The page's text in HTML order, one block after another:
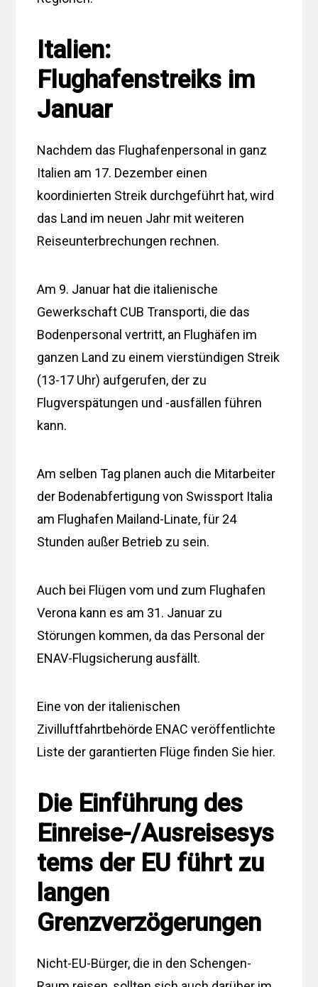
Italien:
Flughafenstreiks im
Januar
Nachdem das Flughafenpersonal in ganz
Italien am 17. Dezember einen
koordinierten Streik durchgeführt hat, wird
das Land im neuen Jahr mit weiteren
Reiseunterbrechungen rechnen.
Am 9. Januar hat die italienische
Gewerkschaft CUB Transporti, die das
Bodenpersonal vertritt, an Flughäfen im
ganzen Land zu einem vierstündigen Streik
(13-17 Uhr) aufgerufen, der zu
Flugverspätungen und -ausfällen führen
kann.
Am selben Tag planen auch die Mitarbeiter
der Bodenabfertigung von Swissport Italia
am Flughafen Mailand-Linate, für 24
Stunden außer Betrieb zu sein.
Auch bei Flügen vom und zum Flughafen
Verona kann es am 31. Januar zu
Störungen kommen, da das Personal der
ENAV-Flugsicherung ausfällt.
Eine von der italienischen
Zivilluftfahrtbehörde ENAC veröffentlichte
Liste der garantierten Flüge finden Sie hier.
Die Einführung des
Einreise-/Ausreisesys
tems der EU führt zu
langen
Grenzverzögerungen
Nicht-EU-Bürger, die in den Schengen-